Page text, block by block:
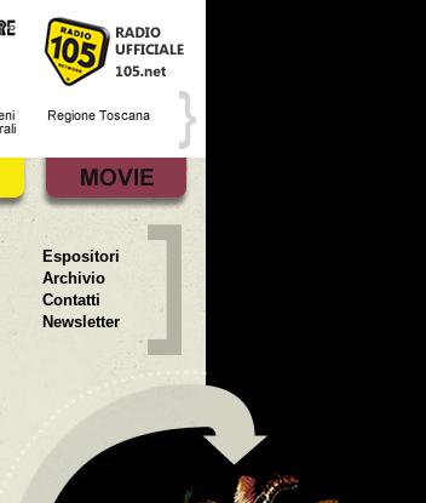
Espositori
Archivio
Contatti
Newsletter